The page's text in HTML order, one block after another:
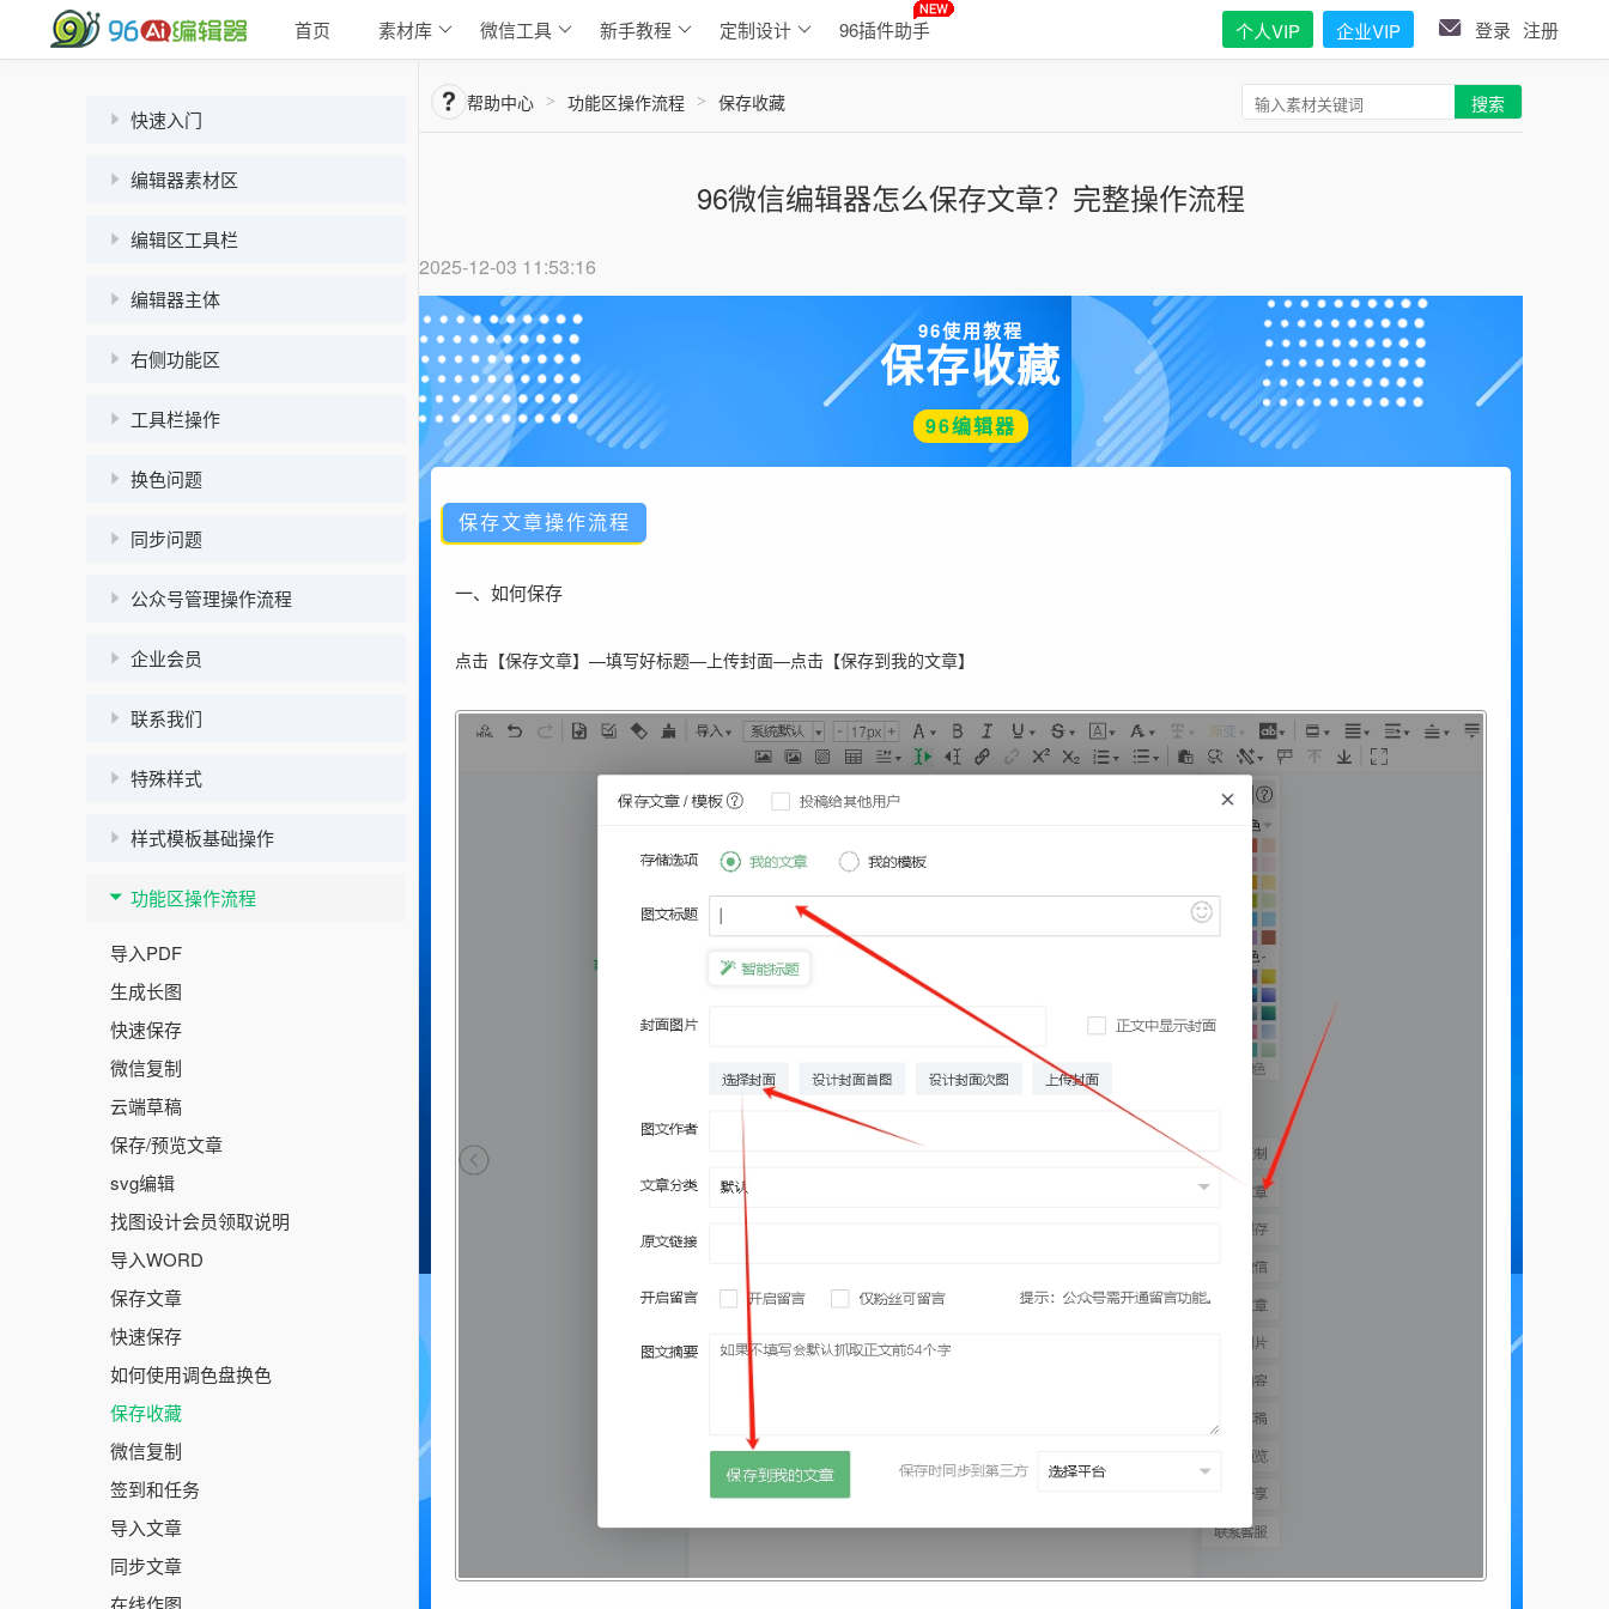
首页 素材库 微信工具 新手教程 定制设计 96插件助手 个人VIP 企业VIP 登录 注册
快速入门
编辑器素材区
编辑区工具栏
编辑器主体
右侧功能区
工具栏操作
换色问题
同步问题
公众号管理操作流程
企业会员
联系我们
特殊样式
样式模板基础操作
功能区操作流程
导入PDF
生成长图
快速保存
微信复制
云端草稿
保存/预览文章
svg编辑
找图设计会员领取说明
导入WORD
保存文章
快速保存
如何使用调色盘换色
保存收藏
微信复制
签到和任务
导入文章
同步文章
在线作图
帮助中心 > 功能区操作流程 > 保存收藏 搜索
96微信编辑器怎么保存文章？完整操作流程
2025-12-03 11:53:16
96使用教程
保存收藏
96编辑器
保存文章操作流程
一、如何保存
点击【保存文章】—填写好标题—上传封面—点击【保存到我的文章】